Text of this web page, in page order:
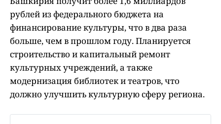
рублей из федерального бюджета на
финансирование культуры, что в два раза
больше, чем в прошлом году. Планируется
строительство и капитальный ремонт
культурных учреждений, а также
модернизация библиотек и театров, что
должно улучшить культурную сферу региона.